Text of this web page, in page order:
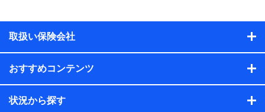
取扱い保険会社
おすすめコンテンツ
状況から探す